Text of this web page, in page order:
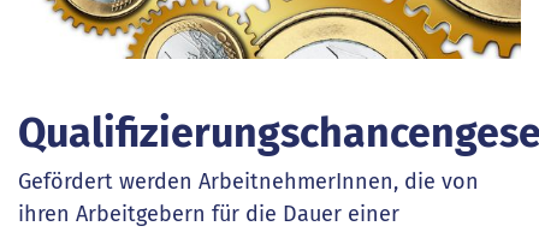
Gefördert werden ArbeitnehmerInnen, die von
ihren Arbeitgebern für die Dauer einer